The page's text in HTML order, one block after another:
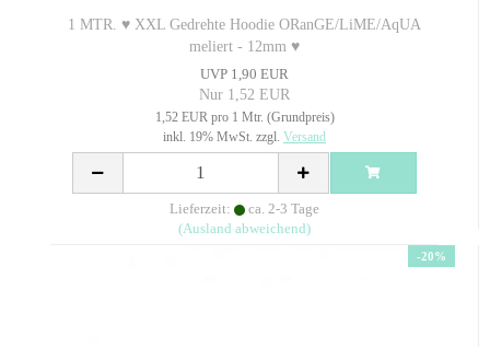
1 MTR. ♥ XXL Gedrehte Hoodie ORanGE/LiME/AqUA
meliert - 12mm ♥
UVP 1,90 EUR
Nur 1,52 EUR
1,52 EUR pro 1 Mtr. (Grundpreis)
inkl. 19% MwSt. zzgl. Versand
Lieferzeit:
ca. 2-3 Tage
(Ausland abweichend)
-20%